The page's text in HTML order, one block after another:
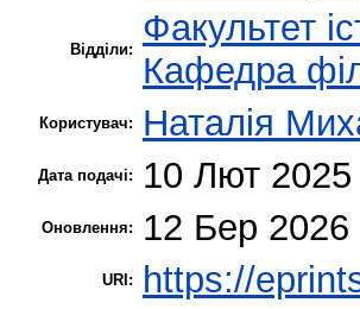
Відділи:
Факультет
Кафедра
Користувач: Наталія
Дата подачі: 10 Лют 2025
Оновлення: 12 Бер 2026
URI: https://